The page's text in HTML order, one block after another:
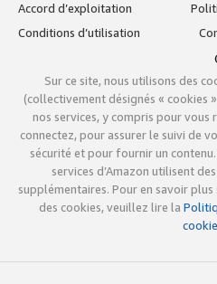
Accord d’exploitation
Conditions d’utilisation
Sur ce site, nous utilisons des
(collectivement désignés « cookies
nos services, y compris pour
connectez, pour assurer le suivi de
sécurité et pour fournir un
services d’Amazon utilisent
supplémentaires. Pour en savoir
des cookies, veuillez lire la